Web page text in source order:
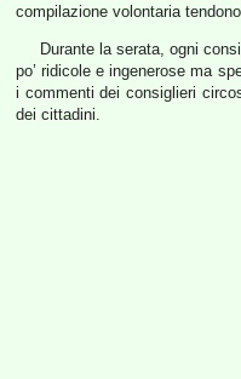
compilazione volontaria
Durante la serata, ogni
po’ ridicole e ingenerose ma
i commenti dei consiglieri
dei cittadini.